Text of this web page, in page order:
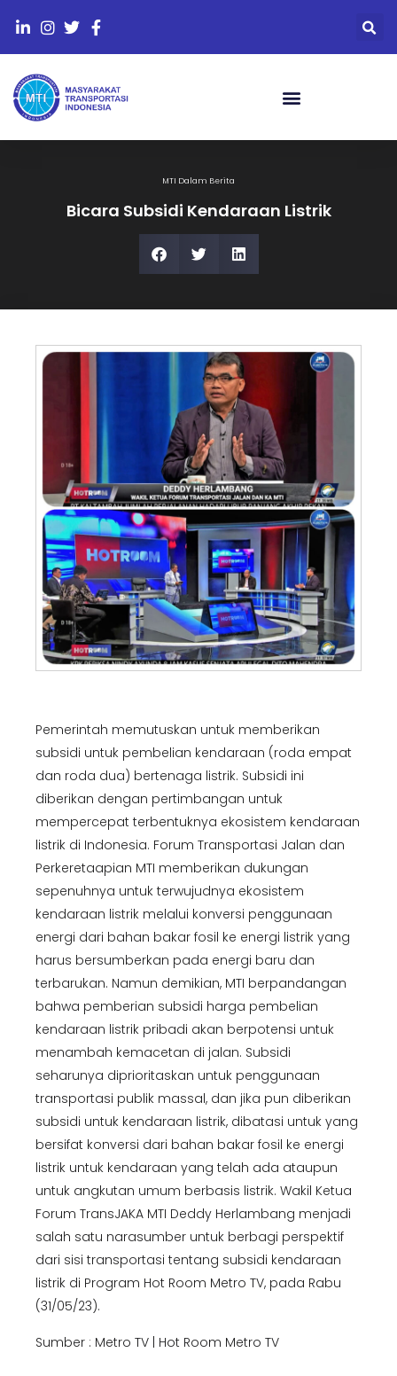
MTI Dalam Berita
Bicara Subsidi Kendaraan Listrik
Pemerintah memutuskan untuk memberikan
subsidi untuk pembelian kendaraan (roda empat
dan roda dua) bertenaga listrik. Subsidi ini
diberikan dengan pertimbangan untuk
mempercepat terbentuknya ekosistem kendaraan
listrik di Indonesia. Forum Transportasi Jalan dan
Perkeretaapian MTI memberikan dukungan
sepenuhnya untuk terwujudnya ekosistem
kendaraan listrik melalui konversi penggunaan
energi dari bahan bakar fosil ke energi listrik yang
harus bersumberkan pada energi baru dan
terbarukan. Namun demikian, MTI berpandangan
bahwa pemberian subsidi harga pembelian
kendaraan listrik pribadi akan berpotensi untuk
menambah kemacetan di jalan. Subsidi
seharunya diprioritaskan untuk penggunaan
transportasi publik massal, dan jika pun diberikan
subsidi untuk kendaraan listrik, dibatasi untuk yang
bersifat konversi dari bahan bakar fosil ke energi
listrik untuk kendaraan yang telah ada ataupun
untuk angkutan umum berbasis listrik. Wakil Ketua
Forum TransJAKA MTI Deddy Herlambang menjadi
salah satu narasumber untuk berbagi perspektif
dari sisi transportasi tentang subsidi kendaraan
listrik di Program Hot Room Metro TV, pada Rabu
(31/05/23).
Sumber : Metro TV | Hot Room Metro TV